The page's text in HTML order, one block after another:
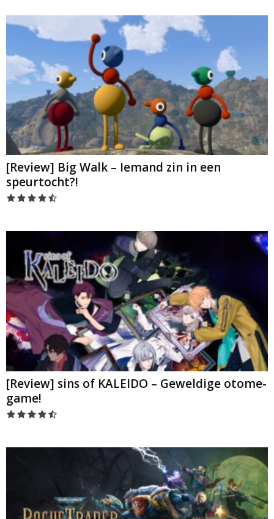
[Review] Big Walk – Iemand zin in een
speurtocht?!
[Review] sins of KALEIDO – Geweldige otome-
game!